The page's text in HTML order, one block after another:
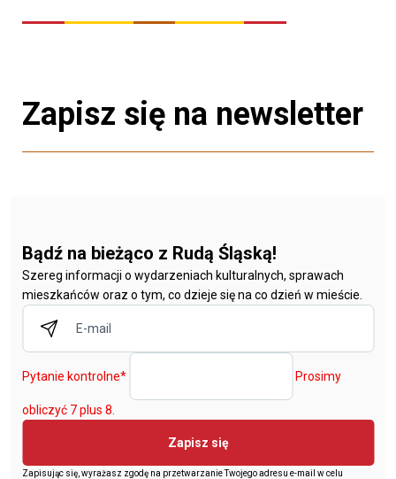
Zapisz się na newsletter
Bądź na bieżąco z Rudą Śląską!
Szereg informacji o wydarzeniach kulturalnych, sprawach
mieszkańców oraz o tym, co dzieje się na co dzień w mieście.
Pytanie kontrolne* Prosimy
obliczyć 7 plus 8.
Zapisz się
Zapisując się, wyrażasz zgodę na przetwarzanie Twojego adresu e-mail w celu